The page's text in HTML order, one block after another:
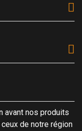
avant nos produits
de notre région